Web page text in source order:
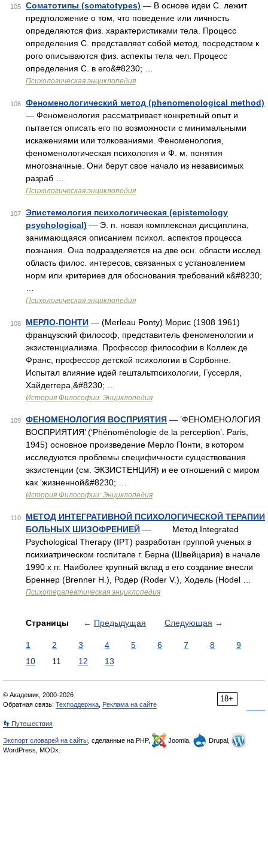
105 Соматотипы (somatotypes) — В основе идеи С. лежит
предположение о том, что поведение или личность
определяются физ. характеристиками тела. Процесс
определения С. представляет собой метод, посредством к
рого описываются физ. аспекты тела чел. Процесс
определения С. в его&#8230; …
Психологическая энциклопедия
106
Феноменологический метод (phenomenological method)
— Феноменология рассматривает конкретный опыт и
пытается описать его по возможности с минимальными
искажениями или толкованиями. Феноменология,
феноменологическая психология и Ф. м. понятия
многозначные. Они берут свое начало из независимых
разраб …
Психологическая энциклопедия
107
Эпистемология психологическая (epistemology
psychological) — Э. п. новая комплексная дисциплина,
занимающаяся описанием психол. аспектов процесса
познания. Она подразделяется на две осн. области исслед.
область филос. интересов, связанных с установлением
норм или критериев для обоснования требований к&#8230;
Психологическая энциклопедия
108 МЕРЛО-ПОНТИ — (Merleau Ponty) Морис (1908 1961)
французский философ, представитель феноменологии и
экзистенциализма. Профессор философии в Коллеж де
Франс, профессор детской психологии в Сорбонне.
Испытал влияние идей гештальтпсихологии, Гуссерля,
Хайдеггера,&#8230; …
История Философии: Энциклопедия
109 ФЕНОМЕНОЛОГИЯ ВОСПРИЯТИЯ — ’ФЕНОМЕНОЛОГИЯ
ВОСПРИЯТИЯ’ (‘Phénoménologie de la perception’. Paris,
1945) основное произведение Мерло Понти, в котором
исследуются проблемы специфичности существования
экзистенции (см. ЭКЗИСТЕНЦИЯ) и ее отношений с миром
как ‘жизненной&#8230; …
История Философии: Энциклопедия
110
МЕТОД ИНТЕГРАТИВНОЙ ПСИХОЛОГИЧЕСКОЙ ТЕРАПИИ
БОЛЬНЫХ ШИЗОФРЕНИЕЙ — Метод Integrated
Psychological Therapy (IPT) разработан группой ученых в
психиатрическом госпитале г. Берна (Швейцария) в начале
1990 х гг. Наиболее крупный вклад в его создание внесли
Бреннер (Brenner Н.), Родер (Roder V.), Ходель (Hodel …
Психотерапевтическая энциклопедия
Страницы ← Предыдущая Следующая →
1 2 3 4 5 6 7 8
9
10
11 12 13
18+
© Академик, 2000-2026
Обратная связь: Техподдержка Реклама на сайте
👣 Путешествия
Экспорт словарей на сайты , сделанные на PHP, Joomla,
Drupal,
WordPress, MODx.